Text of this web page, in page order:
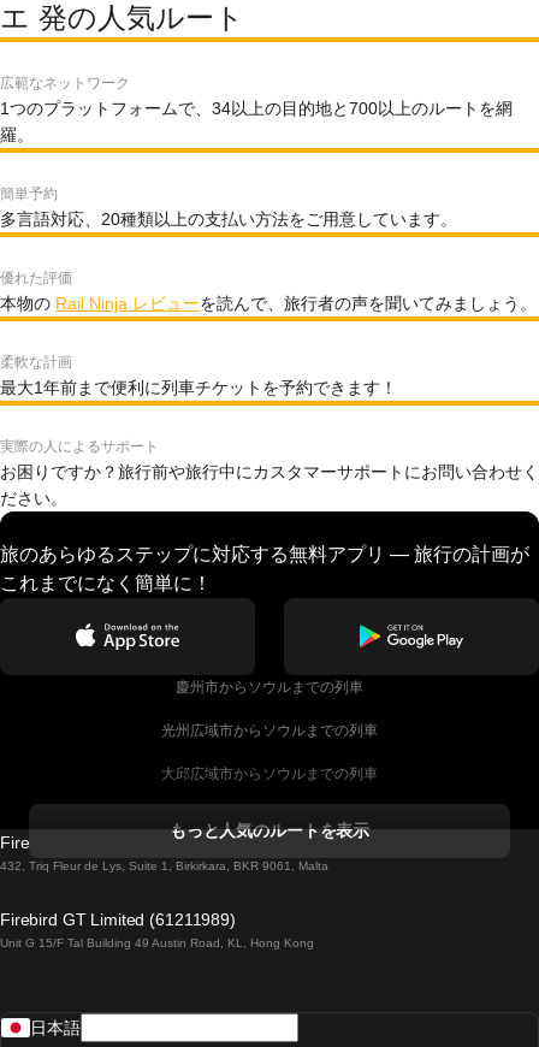
エ 発の人気ルート
広範なネットワーク
1つのプラットフォームで、34以上の目的地と700以上のルートを網
羅。
簡単予約
多言語対応、20種類以上の支払い方法をご用意しています。
優れた評価
本物の Rail Ninja レビューを読んで、旅行者の声を聞いてみましょう。
柔軟な計画
最大1年前まで便利に列車チケットを予約できます！
実際の人によるサポート
お困りですか？旅行前や旅行中にカスタマーサポートにお問い合わせく
ださい。
旅のあらゆるステップに対応する無料アプリ — 旅行の計画が
これまでになく簡単に！
慶州市からソウルまでの列車
光州広域市からソウルまでの列車
大邱広域市からソウルまでの列車
ダブリンからゴールウェイまでの列車
ローマからナポリまでの列車
もっと人気のルートを表示
Firebird GT Limited (OC 1451)
432, Triq Fleur de Lys, Suite 1, Birkirkara, BKR 9061, Malta
Firebird GT Limited (61211989)
Unit G 15/F Tal Building 49 Austin Road, KL, Hong Kong
日本語